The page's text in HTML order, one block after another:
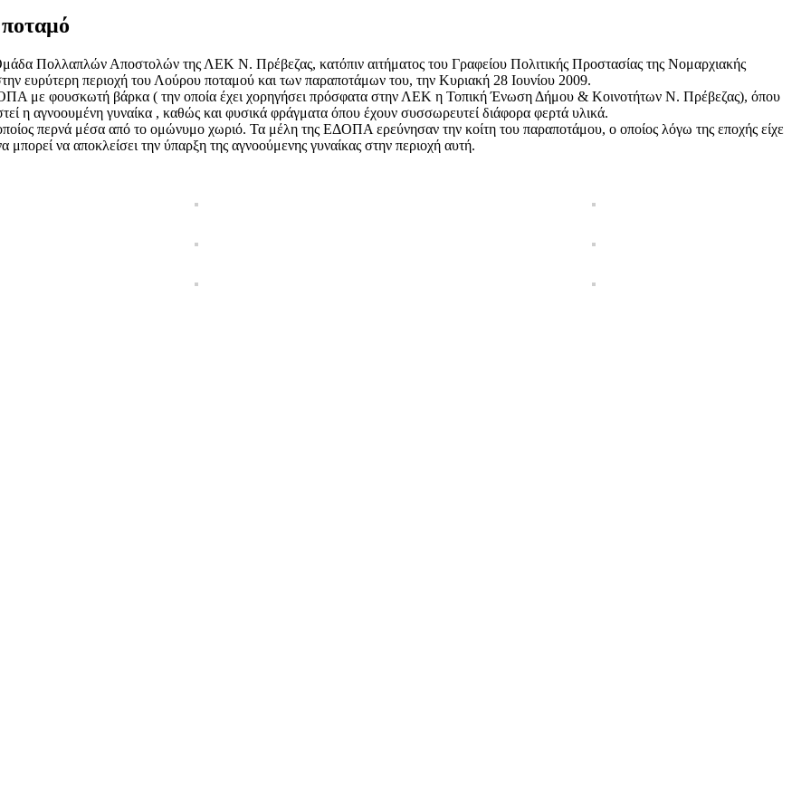
Πολλαπλών Αποστολών της ΛΕΚ Ν. Πρέβεζας, κατόπιν αιτήματος του Γραφείου Πολιτικής Προστασίας της Νομαρχιακής
ευρύτερη περιοχή του Λούρου ποταμού και των παραποτάμων του, την Κυριακή 28 Ιουνίου 2009.
με φουσκωτή βάρκα ( την οποία έχει χορηγήσει πρόσφατα στην ΛΕΚ η Τοπική Ένωση Δήμου & Κοινοτήτων Ν. Πρέβεζας), όπου
η αγνοουμένη γυναίκα , καθώς και φυσικά φράγματα όπου έχουν συσσωρευτεί διάφορα φερτά υλικά.
περνά μέσα από το ομώνυμο χωριό. Τα μέλη της ΕΔΟΠΑ ερεύνησαν την κοίτη του παραποτάμου, ο οποίος λόγω της εποχής είχε
να αποκλείσει την ύπαρξη της αγνοούμενης γυναίκας στην περιοχή αυτή.